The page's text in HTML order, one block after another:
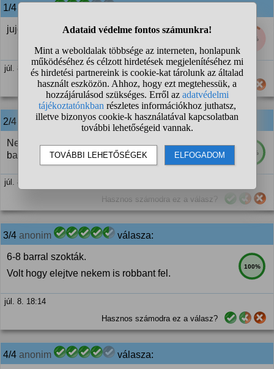
1/4
10%
jujdevices
júl. 8. 15:01
Hasznos számodra ez a válasz?
2/4 anonim válasza:
85%
Nem, még mindig nem számít munkahelyi
balesetnek.
júl. 8. 18:10
Hasznos számodra ez a válasz?
3/4 anonim válasza:
100%
6-8 barral szokták.
Volt hogy elejtve nekem is robbant fel.
júl. 8. 18:14
Hasznos számodra ez a válasz?
4/4 anonim válasza: